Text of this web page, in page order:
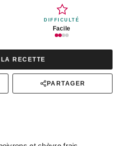
DIFFICULTÉ
Facile
RECETTE
PARTAGER